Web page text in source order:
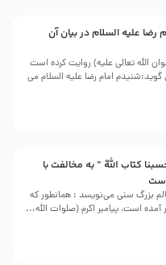
رضا علیه السلام در بیان آن
الله تعالی علیه) روایت کرده است
امام رضا علیه السلام می
كتاب اللّه ” به مخالفت با
خفاجی مصری عالم بزرگ سنی می‌نویسد : همانطور که
آمده است، پیامبر اکرم (صلوات اللّه...